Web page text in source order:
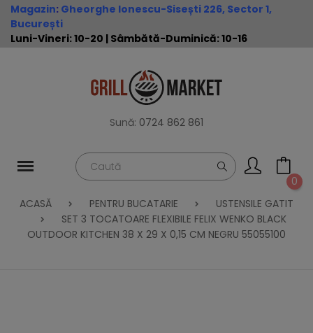
Magazin: Gheorghe Ionescu-Sisești 226, Sector 1,
București
Luni-Vineri: 10-20 | Sâmbătă-Duminică: 10-16
Sună: 0724 862 861
0
ACASĂ
PENTRU BUCATARIE
USTENSILE GATIT
SET 3 TOCATOARE FLEXIBILE FELIX WENKO BLACK
OUTDOOR KITCHEN 38 X 29 X 0,15 CM NEGRU 55055100